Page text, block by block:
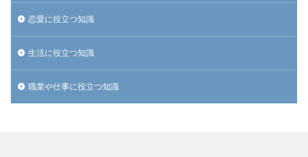
恋愛に役立つ知識
生活に役立つ知識
職業や仕事に役立つ知識